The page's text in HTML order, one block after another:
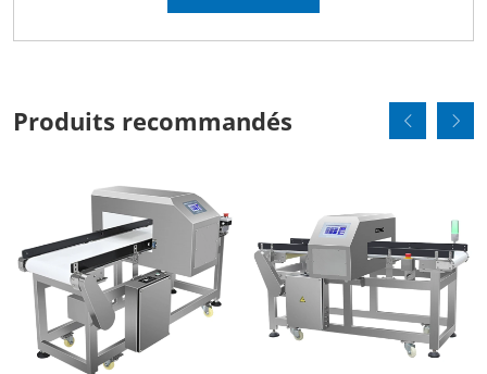
Produits recommandés